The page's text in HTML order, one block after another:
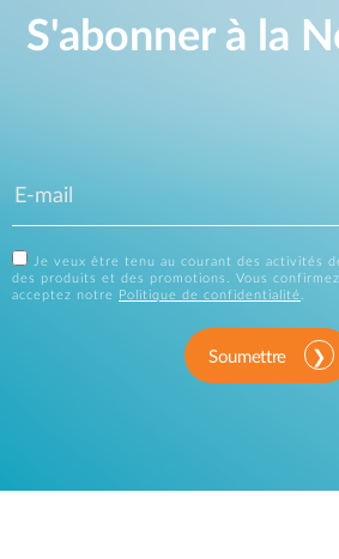
S'abonner à la
Je veux être tenu au courant des activités
des produits et des promotions. Vous
acceptez notre
Politique de confidentialité.
Soumettre